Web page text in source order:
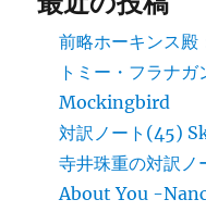
前略ホーキンス殿
トミー・フラナ
Mockingbird
対訳ノート(45)
寺井珠重の対訳
About You -